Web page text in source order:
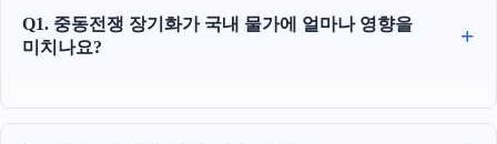
Q1. 중동전쟁 장기화가 국내 물가에 얼마나 영향을
미치나요?